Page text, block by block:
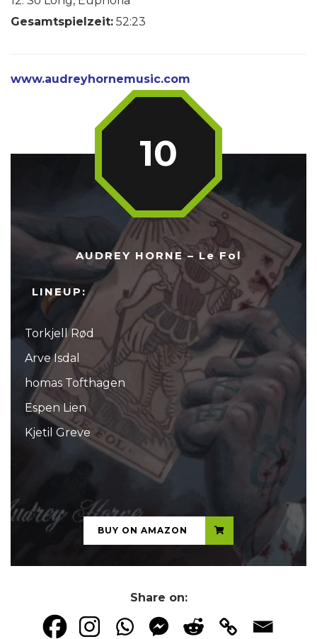
Gesamtspielzeit: 52:23
www.audreyhornemusic.com
AUDREY HORNE – Le Fol
LINEUP:
Torkjell Rød
Arve Isdal
homas Tofthagen
Espen Lien
Kjetil Greve
10
...
BUY ON AMAZON
Share on: